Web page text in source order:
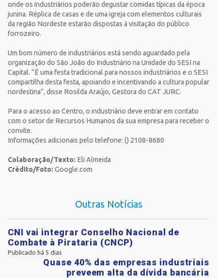
onde os industriários poderão degustar comidas típicas da época
junina. Réplica de casas e de uma igreja com elementos culturais
da região Nordeste estarão dispostas à visitação do público
forrozeiro.
Um bom número de industriários está sendo aguardado pela
organização do São João do Industriário na Unidade do SESI na
Capital. “É uma festa tradicional para nossos industriários e o SESI
compartilha desta festa, apoiando e incentivando a cultura popular
nordestina”, disse Rosilda Araújo, Gestora do CAT JURC.
Para o acesso ao Centro, o industriário deve entrar em contato
com o setor de Recursos Humanos da sua empresa para receber o
convite.
Informações adicionais pelo telefone: () 2108-8680
Colaboração/Texto: Eli Almeida
Crédito/Foto: Google.com
Outras Notícias
CNI vai integrar Conselho Nacional de
Combate à Pirataria (CNCP)
Publicado há 5 dias
Quase 40% das empresas industriais
preveem alta da dívida bancária